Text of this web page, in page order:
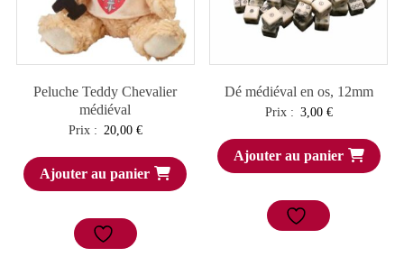
Peluche Teddy Chevalier
médiéval
Prix : 20,00 €
Ajouter au panier
Dé médiéval en os, 12mm
Prix : 3,00 €
Ajouter au panier